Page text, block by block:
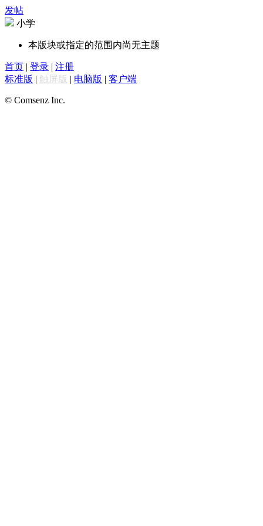
发帖
小学
本版块或指定的范围内尚无主题
首页 | 登录 | 注册
标准版 | 触屏版 | 电脑版 | 客户端
© Comsenz Inc.